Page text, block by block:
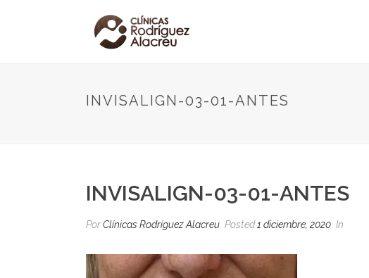
INVISALIGN-03-01-ANTES
INVISALIGN-03-01-ANTES
PorClínicas Rodríguez Alacreu Posted1 diciembre, 2020 In